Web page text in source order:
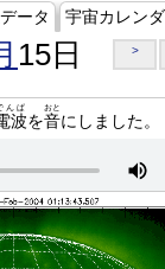
ータ 宇宙カレン
15日 >
波
んぱ
を音
おと
にしました。